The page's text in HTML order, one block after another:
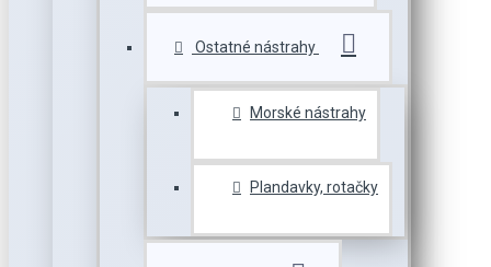
Ostatné nástrahy
Morské nástrahy
Plandavky, rotačky